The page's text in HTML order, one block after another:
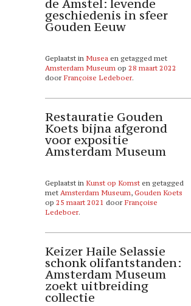
de Amstel: levende
geschiedenis in sfeer
Gouden Eeuw
Geplaatst in Musea en getagged met
Amsterdam Museum op 28 maart 2022
door Françoise Ledeboer.
Restauratie Gouden
Koets bijna afgerond
voor expositie
Amsterdam Museum
Geplaatst in Kunst op Komst en getagged
met Amsterdam Museum, Gouden Koets
op 25 maart 2021 door Françoise
Ledeboer.
Keizer Haile Selassie
schonk olifantstanden:
Amsterdam Museum
zoekt uitbreiding
collectie